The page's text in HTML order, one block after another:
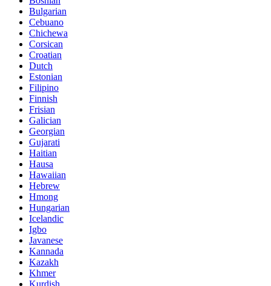
Bulgarian
Cebuano
Chichewa
Corsican
Croatian
Dutch
Estonian
Filipino
Finnish
Frisian
Galician
Georgian
Gujarati
Haitian
Hausa
Hawaiian
Hebrew
Hmong
Hungarian
Icelandic
Igbo
Javanese
Kannada
Kazakh
Khmer